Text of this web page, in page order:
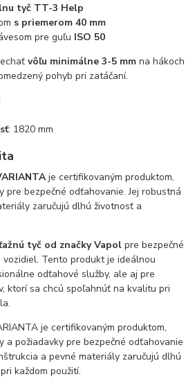
tyč TT-3 Help
s priemerom 40 mm
pre guľu ISO 50
vôľu minimálne 3-5 mm na hákoch
pohyb pri zatáčaní.
: 1820 mm
je certifikovaným produktom,
pre bezpečné odťahovanie. Jej robustná
zaručujú dlhú životnosť a
tyč od značky Vapol pre bezpečné
Tento produkt je ideálnou
odťahové služby, ale aj pre
ktorí sa chcú spoľahnúť na kvalitu pri
je certifikovaným produktom,
a požiadavky pre bezpečné odťahovanie
a pevné materiály zaručujú dlhú
každom použití.